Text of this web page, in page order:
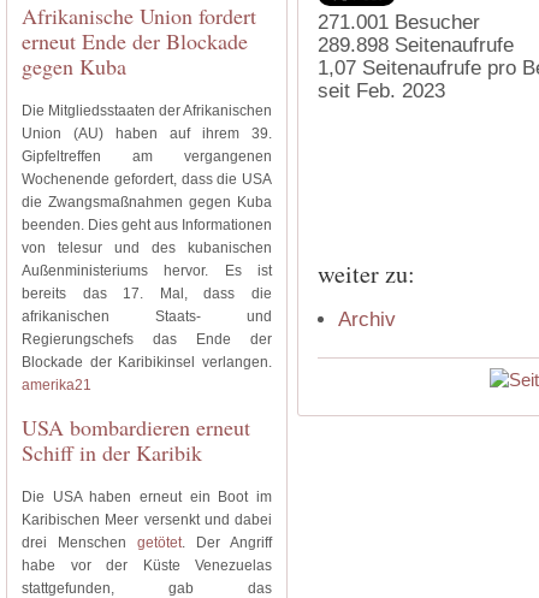
Afrikanische Union fordert
erneut Ende der Blockade
gegen Kuba
Die Mitgliedsstaaten der Afrikanischen
Union (AU) haben auf ihrem 39.
Gipfeltreffen am vergangenen
Wochenende gefordert, dass die USA
die Zwangsmaßnahmen gegen Kuba
beenden. Dies geht aus Informationen
von telesur und des kubanischen
Außenministeriums hervor. Es ist
bereits das 17. Mal, dass die
afrikanischen Staats- und
Regierungschefs das Ende der
Blockade der Karibikinsel verlangen.
amerika21
USA bombardieren erneut
Schiff in der Karibik
Die USA haben erneut ein Boot im
Karibischen Meer versenkt und dabei
drei Menschen getötet. Der Angriff
habe vor der Küste Venezuelas
stattgefunden, gab das
271.001 Besucher
289.898 Seitenaufrufe
1,07 Seitenaufrufe pro
seit Feb. 2023
weiter zu:
Archiv